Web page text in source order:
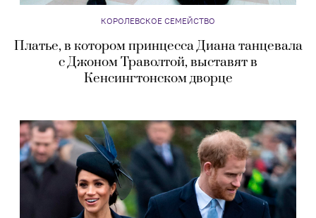
КОРОЛЕВСКОЕ СЕМЕЙСТВО
Платье, в котором принцесса Диана танцевала
с Джоном Траволтой, выставят в
Кенсингтонском дворце